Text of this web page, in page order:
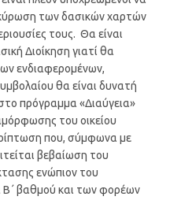
κύρωση των δασικών χαρτών
τους. Θα είναι
Διοίκηση γιατί θα
ενδιαφερομένων,
θα είναι δυνατή
πρόγραμμα «Διαύγεια»
του οικείου
που, σύμφωνα με
βεβαίωση του
ενώπιον του
Β΄ βαθμού και των φορέων